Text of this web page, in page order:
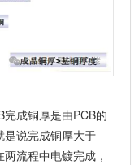
成铜厚是由PCB的
是说完成铜厚大于
流程中电镀完成，